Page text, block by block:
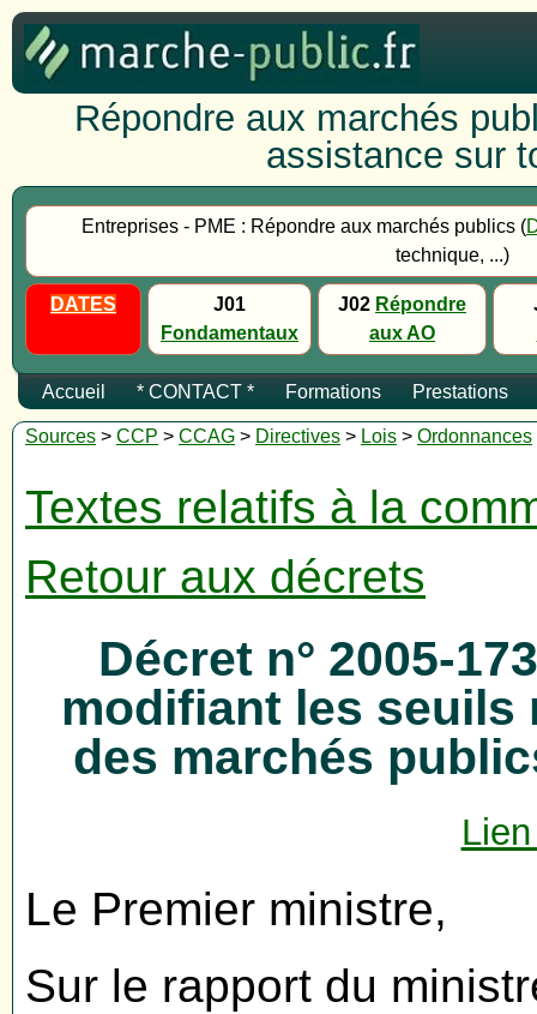
Répondre aux marchés
assistance sur
Entreprises - PME : Répondre aux marchés publics (
technique, ...)
DATES
J01
Fondamentaux
J02 Répondre
aux AO
Accueil * CONTACT * Formations Prestations
Sources > CCP > CCAG > Directives > Lois > Ordonnances
Textes relatifs à la
Retour aux décrets
Décret n° 2005-
modifiant les seuils
des marchés
Le Premier ministre,
Sur le rapport du